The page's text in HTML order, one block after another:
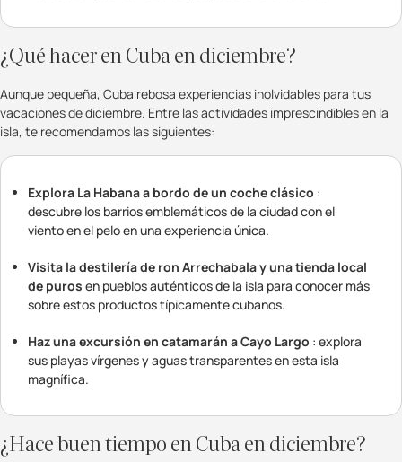
¿Qué hacer en Cuba en diciembre?
Aunque pequeña, Cuba rebosa experiencias inolvidables para tus
vacaciones de diciembre. Entre las actividades imprescindibles en la
isla, te recomendamos las siguientes:
Explora La Habana a bordo de un coche clásico :
descubre los barrios emblemáticos de la ciudad con el
viento en el pelo en una experiencia única.
Visita la destilería de ron Arrechabala y una tienda local
de puros en pueblos auténticos de la isla para conocer más
sobre estos productos típicamente cubanos.
Haz una excursión en catamarán a Cayo Largo : explora
sus playas vírgenes y aguas transparentes en esta isla
magnífica.
¿Hace buen tiempo en Cuba en diciembre?